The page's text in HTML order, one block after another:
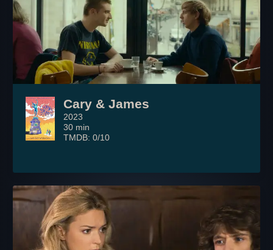
Cary & James
2023
30 min
TMDB: 0/10